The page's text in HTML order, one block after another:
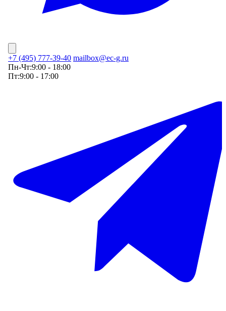
+7 (495) 777-39-40 mailbox@ec-g.ru
Пн-Чт:9:00 - 18:00
Пт:9:00 - 17:00